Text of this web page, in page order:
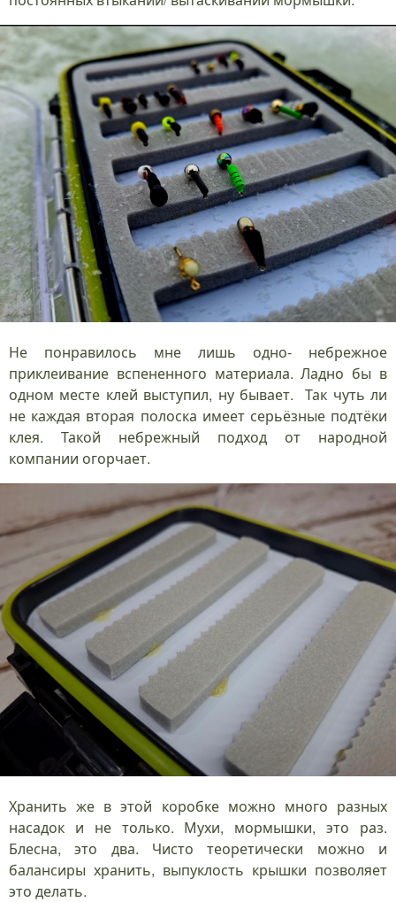
Не понравилось мне лишь одно- небрежное
приклеивание вспененного материала. Ладно бы в
одном месте клей выступил, ну бывает. Так чуть ли
не каждая вторая полоска имеет серьёзные подтёки
клея. Такой небрежный подход от народной
компании огорчает.
Хранить же в этой коробке можно много разных
насадок и не только. Мухи, мормышки, это раз.
Блесна, это два. Чисто теоретически можно и
балансиры хранить, выпуклость крышки позволяет
это делать.